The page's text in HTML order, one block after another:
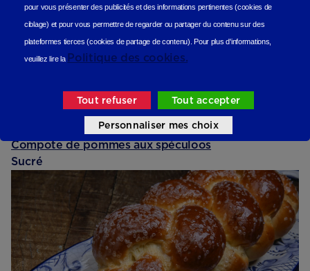
Compote de pommes aux spéculoos
Sucré
pour vous présenter des publicités et des informations pertinentes (cookies de
ciblage) et pour vous permettre de regarder ou partager du contenu sur des
plateformes tierces (cookies de partage de contenu). Pour plus d'informations,
veuillez lire la Politique des cookies.
Tout refuser Tout accepter
Personnaliser mes choix